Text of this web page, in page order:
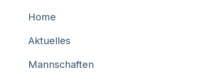
Home
Aktuelles
Mannschaften